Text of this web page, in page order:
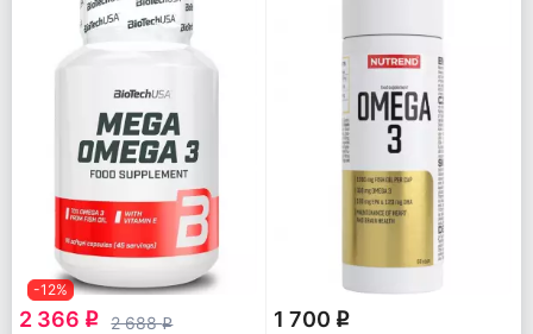
-12%
2 366 q 2 688q 1 700 q